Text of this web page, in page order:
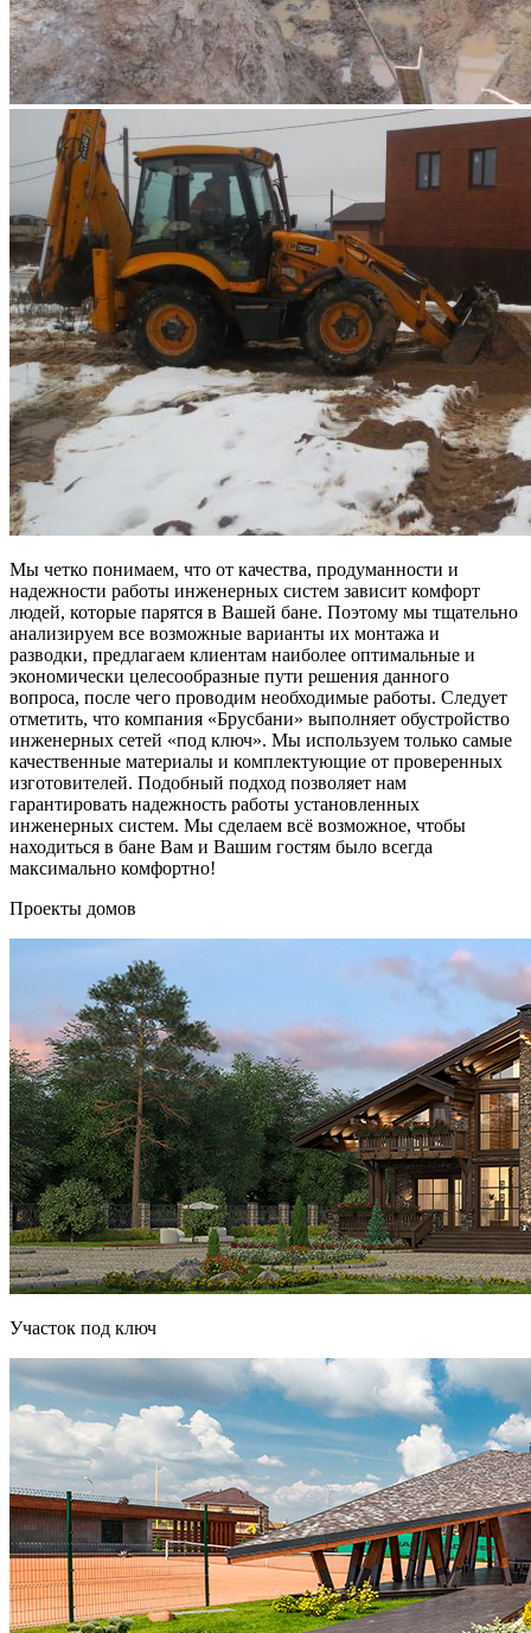
Мы четко понимаем, что от качества, продуманности и
надежности работы инженерных систем зависит комфорт
людей, которые парятся в Вашей бане. Поэтому мы тщательно
анализируем все возможные варианты их монтажа и
разводки, предлагаем клиентам наиболее оптимальные и
экономически целесообразные пути решения данного
вопроса, после чего проводим необходимые работы. Следует
отметить, что компания «Брусбани» выполняет обустройство
инженерных сетей «под ключ». Мы используем только самые
качественные материалы и комплектующие от проверенных
изготовителей. Подобный подход позволяет нам
гарантировать надежность работы установленных
инженерных систем. Мы сделаем всё возможное, чтобы
находиться в бане Вам и Вашим гостям было всегда
максимально комфортно!
Проекты домов
Участок под ключ